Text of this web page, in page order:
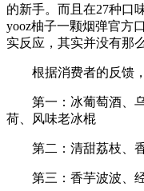
的新手。而且在27种口
yooz柚子一颗烟弹官方
实反应，其实并没有那
根据消费者的反馈
第一：冰葡萄酒、
荷、风味老冰棍
第二：清甜荔枝、
第三：香芋波波、